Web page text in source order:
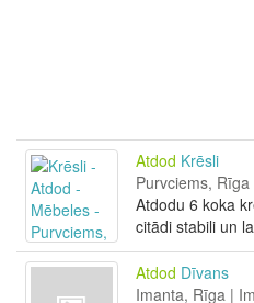
Atdod Krēsli
Purvciems,
Atdodu 6 koka
citādi stabili un
Atdod Dīvans
Imanta, Rīga |